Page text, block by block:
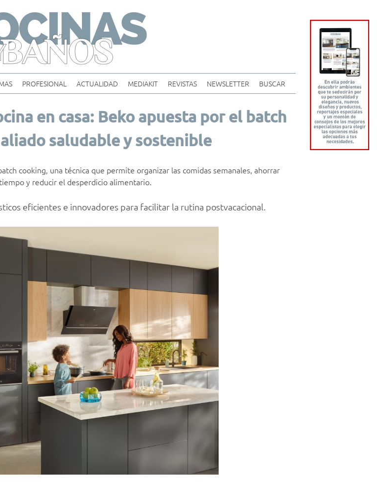
content
PROFESIONAL ACTUALIDAD MEDIAKIT REVISTAS NEWSLETTER BUSCAR
en casa: Beko apuesta por el batch
saludable y sostenible
cooking, una técnica que permite organizar las comidas semanales, ahorrar
tiempo y reducir el desperdicio alimentario.
eficientes e innovadores para facilitar la rutina postvacacional.